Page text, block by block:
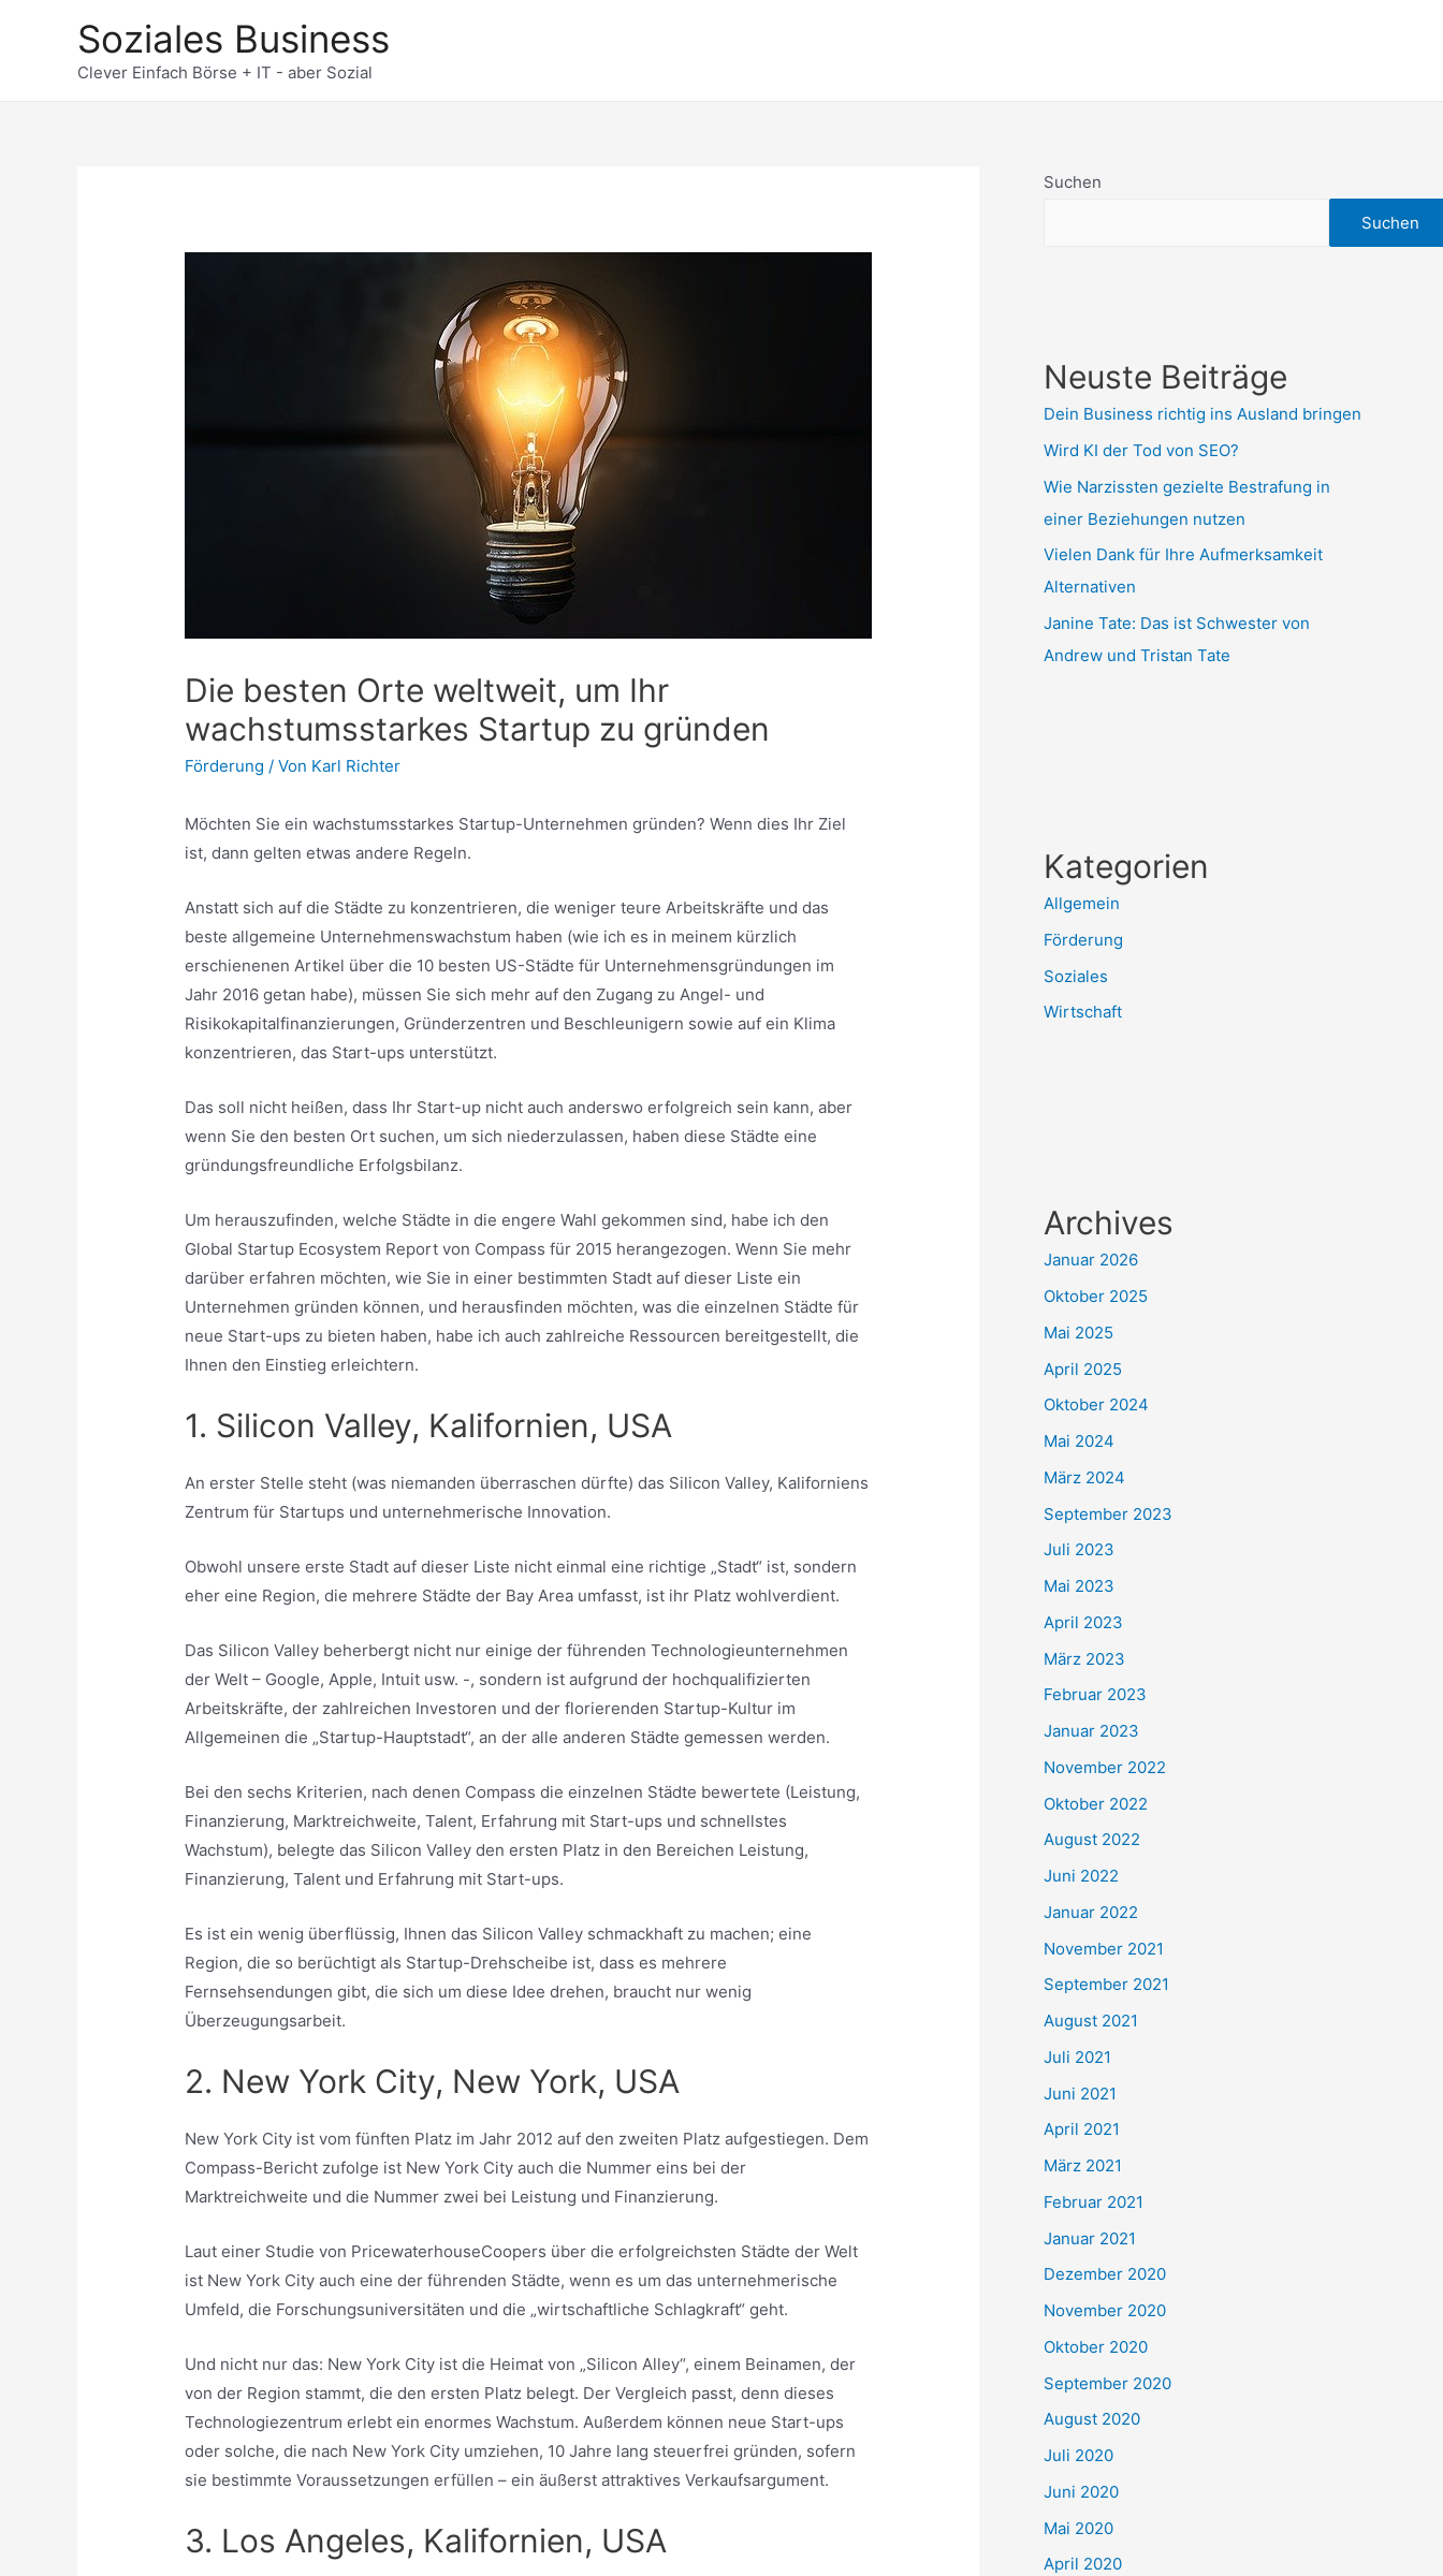
Soziales Business
Clever Einfach Börse + IT - aber Sozial
Die besten Orte weltweit, um Ihr
wachstumsstarkes Startup zu gründen
Förderung / Von Karl Richter
Möchten Sie ein wachstumsstarkes Startup-Unternehmen gründen? Wenn dies Ihr Ziel
ist, dann gelten etwas andere Regeln.
Anstatt sich auf die Städte zu konzentrieren, die weniger teure Arbeitskräfte und das
beste allgemeine Unternehmenswachstum haben (wie ich es in meinem kürzlich
erschienenen Artikel über die 10 besten US-Städte für Unternehmensgründungen im
Jahr 2016 getan habe), müssen Sie sich mehr auf den Zugang zu Angel- und
Risikokapitalfinanzierungen, Gründerzentren und Beschleunigern sowie auf ein Klima
konzentrieren, das Start-ups unterstützt.
Das soll nicht heißen, dass Ihr Start-up nicht auch anderswo erfolgreich sein kann, aber
wenn Sie den besten Ort suchen, um sich niederzulassen, haben diese Städte eine
gründungsfreundliche Erfolgsbilanz.
Um herauszufinden, welche Städte in die engere Wahl gekommen sind, habe ich den
Global Startup Ecosystem Report von Compass für 2015 herangezogen. Wenn Sie mehr
darüber erfahren möchten, wie Sie in einer bestimmten Stadt auf dieser Liste ein
Unternehmen gründen können, und herausfinden möchten, was die einzelnen Städte für
neue Start-ups zu bieten haben, habe ich auch zahlreiche Ressourcen bereitgestellt, die
Ihnen den Einstieg erleichtern.
1. Silicon Valley, Kalifornien, USA
An erster Stelle steht (was niemanden überraschen dürfte) das Silicon Valley, Kaliforniens
Zentrum für Startups und unternehmerische Innovation.
Obwohl unsere erste Stadt auf dieser Liste nicht einmal eine richtige „Stadt“ ist, sondern
eher eine Region, die mehrere Städte der Bay Area umfasst, ist ihr Platz wohlverdient.
Das Silicon Valley beherbergt nicht nur einige der führenden Technologieunternehmen
der Welt – Google, Apple, Intuit usw. -, sondern ist aufgrund der hochqualifizierten
Arbeitskräfte, der zahlreichen Investoren und der florierenden Startup-Kultur im
Allgemeinen die „Startup-Hauptstadt“, an der alle anderen Städte gemessen werden.
Bei den sechs Kriterien, nach denen Compass die einzelnen Städte bewertete (Leistung,
Finanzierung, Marktreichweite, Talent, Erfahrung mit Start-ups und schnellstes
Wachstum), belegte das Silicon Valley den ersten Platz in den Bereichen Leistung,
Finanzierung, Talent und Erfahrung mit Start-ups.
Es ist ein wenig überflüssig, Ihnen das Silicon Valley schmackhaft zu machen; eine
Region, die so berüchtigt als Startup-Drehscheibe ist, dass es mehrere
Fernsehsendungen gibt, die sich um diese Idee drehen, braucht nur wenig
Überzeugungsarbeit.
2. New York City, New York, USA
New York City ist vom fünften Platz im Jahr 2012 auf den zweiten Platz aufgestiegen. Dem
Compass-Bericht zufolge ist New York City auch die Nummer eins bei der
Marktreichweite und die Nummer zwei bei Leistung und Finanzierung.
Laut einer Studie von PricewaterhouseCoopers über die erfolgreichsten Städte der Welt
ist New York City auch eine der führenden Städte, wenn es um das unternehmerische
Umfeld, die Forschungsuniversitäten und die „wirtschaftliche Schlagkraft“ geht.
Und nicht nur das: New York City ist die Heimat von „Silicon Alley“, einem Beinamen, der
von der Region stammt, die den ersten Platz belegt. Der Vergleich passt, denn dieses
Technologiezentrum erlebt ein enormes Wachstum. Außerdem können neue Start-ups
oder solche, die nach New York City umziehen, 10 Jahre lang steuerfrei gründen, sofern
sie bestimmte Voraussetzungen erfüllen – ein äußerst attraktives Verkaufsargument.
3. Los Angeles, Kalifornien, USA
Suchen
Suchen
Neuste Beiträge
Dein Business richtig ins Ausland bringen
Wird KI der Tod von SEO?
Wie Narzissten gezielte Bestrafung in
einer Beziehungen nutzen
Vielen Dank für Ihre Aufmerksamkeit
Alternativen
Janine Tate: Das ist Schwester von
Andrew und Tristan Tate
Kategorien
Allgemein
Förderung
Soziales
Wirtschaft
Archives
Januar 2026
Oktober 2025
Mai 2025
April 2025
Oktober 2024
Mai 2024
März 2024
September 2023
Juli 2023
Mai 2023
April 2023
März 2023
Februar 2023
Januar 2023
November 2022
Oktober 2022
August 2022
Juni 2022
Januar 2022
November 2021
September 2021
August 2021
Juli 2021
Juni 2021
April 2021
März 2021
Februar 2021
Januar 2021
Dezember 2020
November 2020
Oktober 2020
September 2020
August 2020
Juli 2020
Juni 2020
Mai 2020
April 2020